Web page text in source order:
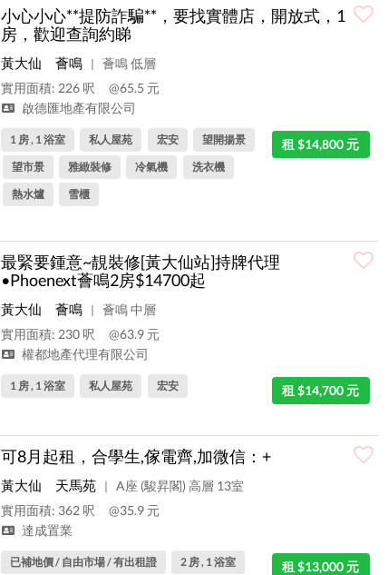
小心小心**提防詐騙**，要找實體店，開放式，1
房，歡迎查詢約睇
黃大仙 薈鳴 |
薈鳴 低層
實用面積: 226 呎
@65.5 元
啟德匯地產有限公司
租 $14,800 元
1 房 , 1 浴室 私人屋苑 宏安
望開揚景
望市景
雅緻裝修 冷氣機
洗衣機
熱水爐
雪櫃
最緊要鍾意~靚裝修[黃大仙站]持牌代理
•Phoenext薈鳴2房$14700起
黃大仙 薈鳴 |
薈鳴 中層
實用面積: 230 呎
@63.9 元
權都地產代理有限公司
租 $14,700 元
1 房 , 1 浴室 私人屋苑 宏安
可8月起租，合學生,傢電齊,加微信：+
黃大仙 天馬苑 |
A座 (駿昇閣) 高層 13室
實用面積: 362 呎
@35.9 元
達成置業
租 $13,000 元
已補地價 / 自由市場 / 有出租證
2 房 , 1 浴室